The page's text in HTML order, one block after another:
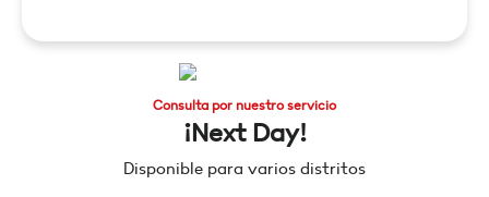
Consulta por nuestro servicio
¡Next Day!
Disponible para varios distritos